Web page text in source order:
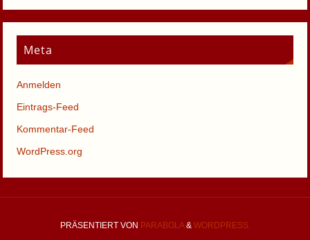
Meta
Anmelden
Eintrags-Feed
Kommentar-Feed
WordPress.org
PRÄSENTIERT VON PARABOLA& WORDPRESS.